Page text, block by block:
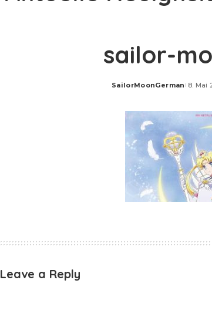
sailor-
Posted
SailorMoonGerman 8. Mai
Leave a Reply